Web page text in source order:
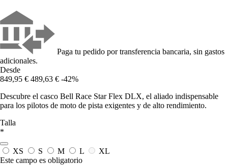
Paga tu pedido por transferencia bancaria, sin gastos
adicionales.
Desde
849,95 € 489,63 € -42%
Descubre el casco Bell Race Star Flex DLX, el aliado indispensable
para los pilotos de moto de pista exigentes y de alto rendimiento.
Talla
*
XS S M L
XL
Este campo es obligatorio